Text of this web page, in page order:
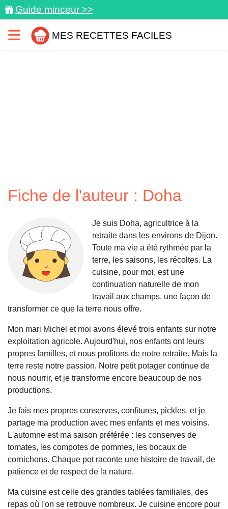
Guide minceur >>
MES RECETTES FACILES
Fiche de l'auteur : Doha
Je suis Doha, agricultrice à la
retraite dans les environs de Dijon.
Toute ma vie a été rythmée par la
terre, les saisons, les récoltes. La
cuisine, pour moi, est une
continuation naturelle de mon
travail aux champs, une façon de
transformer ce que la terre nous offre.
Mon mari Michel et moi avons élevé trois enfants sur notre
exploitation agricole. Aujourd'hui, nos enfants ont leurs
propres familles, et nous profitons de notre retraite. Mais la
terre reste notre passion. Notre petit potager continue de
nous nourrir, et je transforme encore beaucoup de nos
productions.
Je fais mes propres conserves, confitures, pickles, et je
partage ma production avec mes enfants et mes voisins.
L'automne est ma saison préférée : les conserves de
tomates, les compotes de pommes, les bocaux de
cornichons. Chaque pot raconte une histoire de travail, de
patience et de respect de la nature.
Ma cuisine est celle des grandes tablées familiales, des
repas où l'on se retrouve nombreux. Je cuisine encore pour